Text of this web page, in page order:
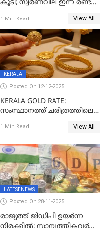
കൂടി; സ്വർണവില ഇന്ന് രണ്ട്
1 Min Read View All
KERALA
Posted On 12-12-2025
KERALA GOLD RATE:
സംസ്ഥാനത്ത് ചരിത്രത്തിലെ
സ്വർണം; സർവ്വകാല
1 Min Read View All
LATEST NEWS
Posted On 28-11-2025
രാജ്യത്ത് ജിഡിപി ഉയര്‍ന്ന
നിരക്കില്‍; സാമ്പത്തികവർഷം